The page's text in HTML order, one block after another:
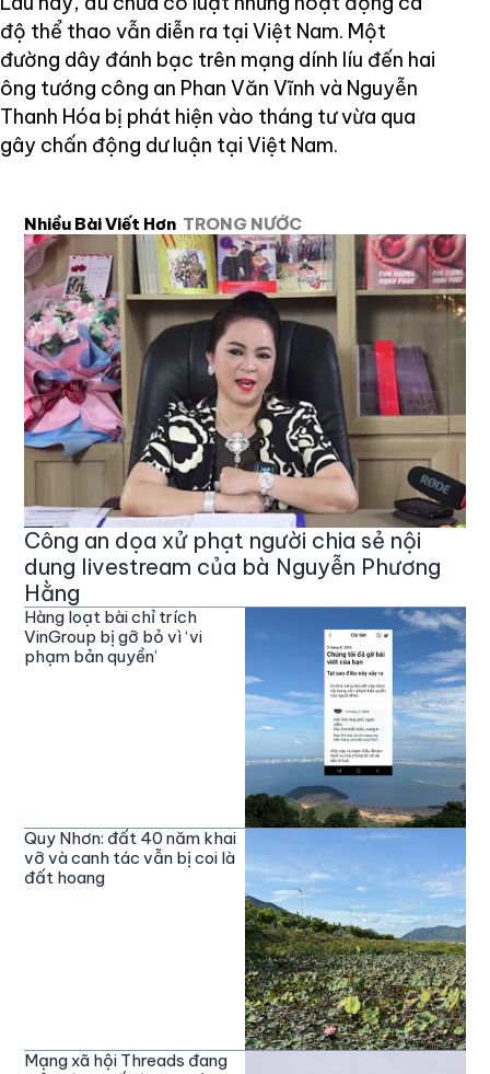
độ thể thao vẫn diễn ra tại Việt Nam. Một
đường dây đánh bạc trên mạng dính líu đến hai
ông tướng công an Phan Văn Vĩnh và Nguyễn
Thanh Hóa bị phát hiện vào tháng tư vừa qua
gây chấn động dư luận tại Việt Nam.
Nhiều Bài Viết Hơn TRONG NƯỚC
Công an dọa xử phạt người chia sẻ nội
dung livestream của bà Nguyễn Phương
Hằng
Hàng loạt bài chỉ trích
VinGroup bị gỡ bỏ vì ‘vi
phạm bản quyền’
Quy Nhơn: đất 40 năm khai
vỡ và canh tác vẫn bị coi là
đất hoang
Mạng xã hội Threads đang